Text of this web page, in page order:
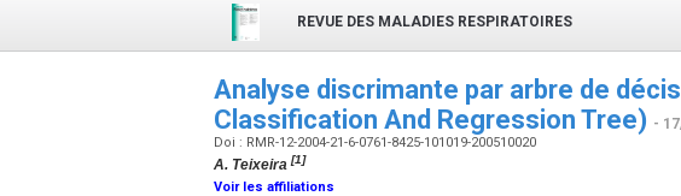
REVUE DES MALADIES RESPIRATOIRES
Analyse discrimante par arbre de
Classification And Regression Tree) -
Doi : RMR-12-2004-21-6-0761-8425-101019-200510020
A. Teixeira [1]
Voir les affiliations